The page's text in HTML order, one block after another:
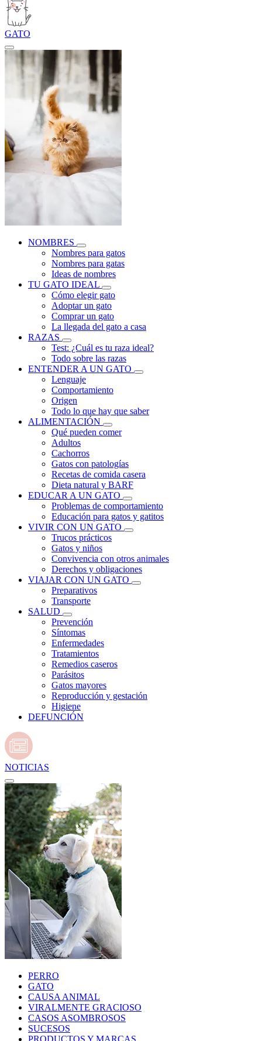
GATO
NOMBRES
Nombres para gatos
Nombres para gatas
Ideas de nombres
TU GATO IDEAL
Cómo elegir gato
Adoptar un gato
Comprar un gato
La llegada del gato a casa
RAZAS
Test: ¿Cuál es tu raza ideal?
Todo sobre las razas
ENTENDER A UN GATO
Lenguaje
Comportamiento
Origen
Todo lo que hay que saber
ALIMENTACIÓN
Qué pueden comer
Adultos
Cachorros
Gatos con patologías
Recetas de comida casera
Dieta natural y BARF
EDUCAR A UN GATO
Problemas de comportamiento
Educación para gatos y gatitos
VIVIR CON UN GATO
Trucos prácticos
Gatos y niños
Convivencia con otros animales
Derechos y obligaciones
VIAJAR CON UN GATO
Preparativos
Transporte
SALUD
Prevención
Síntomas
Enfermedades
Tratamientos
Remedios caseros
Parásitos
Gatos mayores
Reproducción y gestación
Higiene
DEFUNCIÓN
NOTICIAS
PERRO
GATO
CAUSA ANIMAL
VIRALMENTE GRACIOSO
CASOS ASOMBROSOS
SUCESOS
PRODUCTOS Y MARCAS